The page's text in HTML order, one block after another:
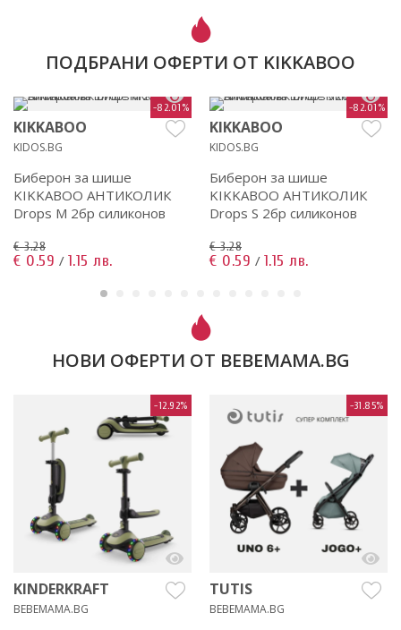
ПОДБРАНИ ОФЕРТИ ОТ KIKKABOO
-82.01%
KIKKABOO
KIDOS.BG
Биберон за шише
KIKKABOO АНТИКОЛИК
Drops M 2бр силиконов
€ 3.28
€ 0.59 / 1.15 лв.
-82.01%
KIKKABOO
KIDOS.BG
Биберон за шише
KIKKABOO АНТИКОЛИК
Drops S 2бр силиконов
€ 3.28
€ 0.59 / 1.15 лв.
НОВИ ОФЕРТИ ОТ BEBEMAMA.BG
-12.92%
KINDERKRAFT
BEBEMAMA.BG
-31.85%
TUTIS
BEBEMAMA.BG